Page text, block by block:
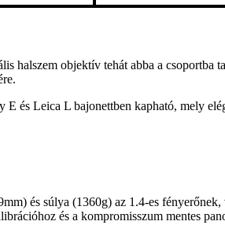
halszem objektív tehát abba a csoportba
és Leica L bajonettben kapható, mely
és súlya (1360g) az 1.4-es
és a kompromisszum mentes